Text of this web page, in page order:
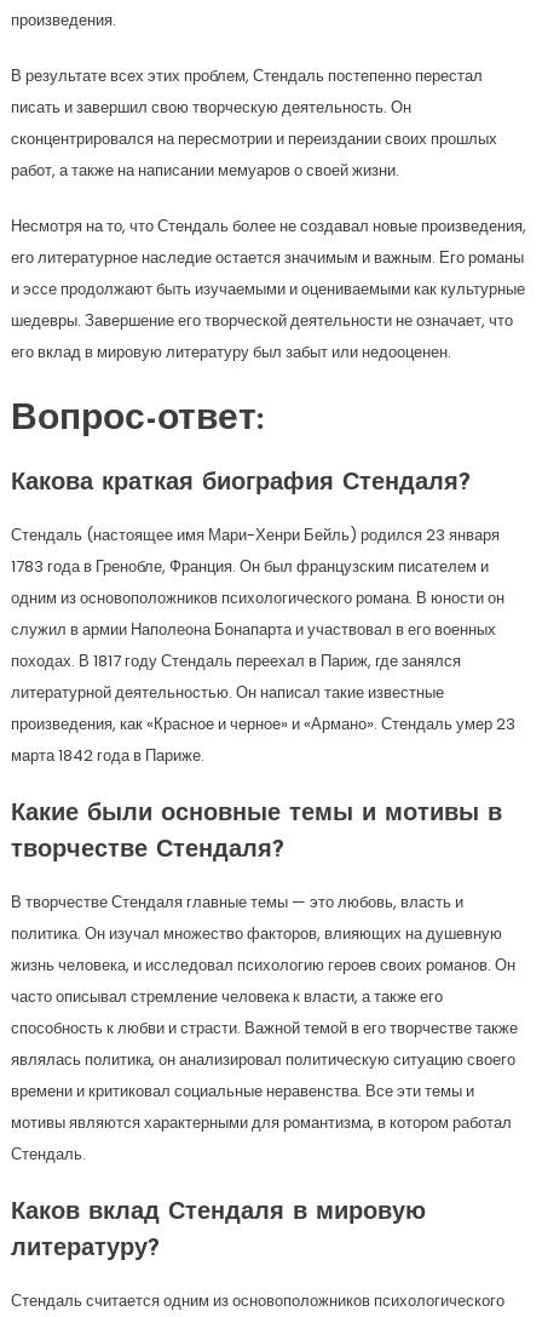
произведения.
В результате всех этих проблем, Стендаль постепенно перестал
писать и завершил свою творческую деятельность. Он
сконцентрировался на пересмотрии и переиздании своих прошлых
работ, а также на написании мемуаров о своей жизни.
Несмотря на то, что Стендаль более не создавал новые произведения,
его литературное наследие остается значимым и важным. Его романы
и эссе продолжают быть изучаемыми и оцениваемыми как культурные
шедевры. Завершение его творческой деятельности не означает, что
его вклад в мировую литературу был забыт или недооценен.
Вопрос-ответ:
Какова краткая биография Стендаля?
Стендаль (настоящее имя Мари-Хенри Бейль) родился 23 января
1783 года в Гренобле, Франция. Он был французским писателем и
одним из основоположников психологического романа. В юности он
служил в армии Наполеона Бонапарта и участвовал в его военных
походах. В 1817 году Стендаль переехал в Париж, где занялся
литературной деятельностью. Он написал такие известные
произведения, как «Красное и черное» и «Армано». Стендаль умер 23
марта 1842 года в Париже.
Какие были основные темы и мотивы в
творчестве Стендаля?
В творчестве Стендаля главные темы — это любовь, власть и
политика. Он изучал множество факторов, влияющих на душевную
жизнь человека, и исследовал психологию героев своих романов. Он
часто описывал стремление человека к власти, а также его
способность к любви и страсти. Важной темой в его творчестве также
являлась политика, он анализировал политическую ситуацию своего
времени и критиковал социальные неравенства. Все эти темы и
мотивы являются характерными для романтизма, в котором работал
Стендаль.
Каков вклад Стендаля в мировую
литературу?
Стендаль считается одним из основоположников психологического